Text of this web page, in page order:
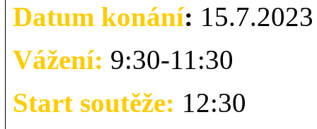
Datum konání: 15.7.2023
Vážení: 9:30-11:30
Start soutěže: 12:30